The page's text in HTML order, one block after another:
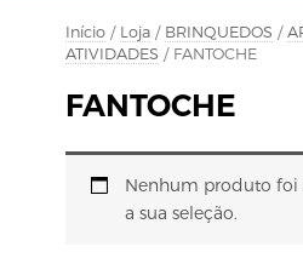
Início / Loja / BRINQUEDOS /
ATIVIDADES / FANTOCHE
FANTOCHE
Nenhum produto foi
a sua seleção.